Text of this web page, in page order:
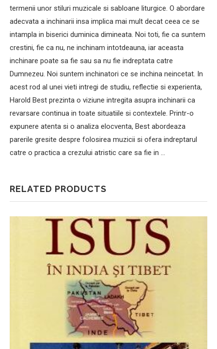
termenii unor stiluri muzicale si sabloane liturgice. O abordare
adecvata a inchinarii insa implica mai mult decat ceea ce se
intampla in biserici duminica dimineata. Noi toti, fie ca suntem
crestini, fie ca nu, ne inchinam intotdeauna, iar aceasta
inchinare poate sa fie sau sa nu fie indreptata catre
Dumnezeu. Noi suntem inchinatori ce se inchina neincetat. In
acest rod al unei vieti intregi de studiu, reflectie si experienta,
Harold Best prezinta o viziune intregita asupra inchinarii ca
revarsare continua in toate situatiile si contextele. Printr-o
expunere atenta si o analiza elocventa, Best abordeaza
parerile gresite despre folosirea muzicii si ofera indreptarul
catre o practica a crezului atristic care sa fie in …
RELATED PRODUCTS